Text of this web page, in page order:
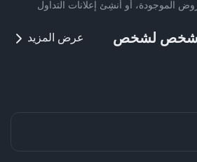
الموجودة، أو أنشِئ إعلانات التداول
شخص لشخص عرض المزيد